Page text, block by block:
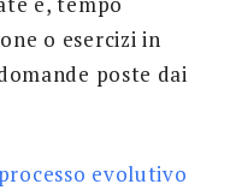
o esercizi in
poste dai
evolutivo